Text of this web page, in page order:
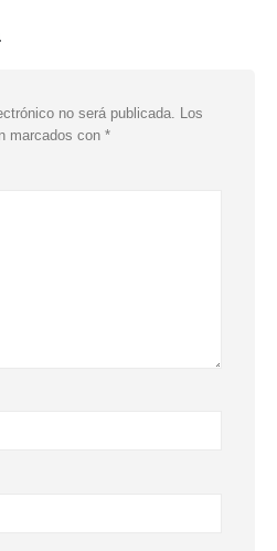
no será publicada. Los
marcados con *